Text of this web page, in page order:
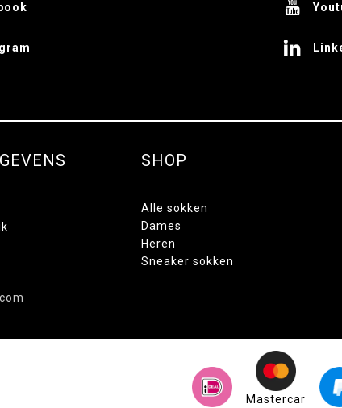
SHOP
Alle sokken
Dames
Heren
Sneaker sokken
Mastercar